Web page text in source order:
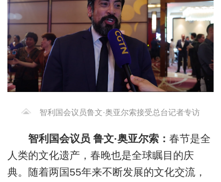
智利国会议员鲁文·奥亚尔索接受总台记者专访
智利国会议员 鲁文·奥亚尔索： 春节是全
人类的文化遗产，春晚也是全球瞩目的庆
典。随着两国55年来不断发展的文化交流，